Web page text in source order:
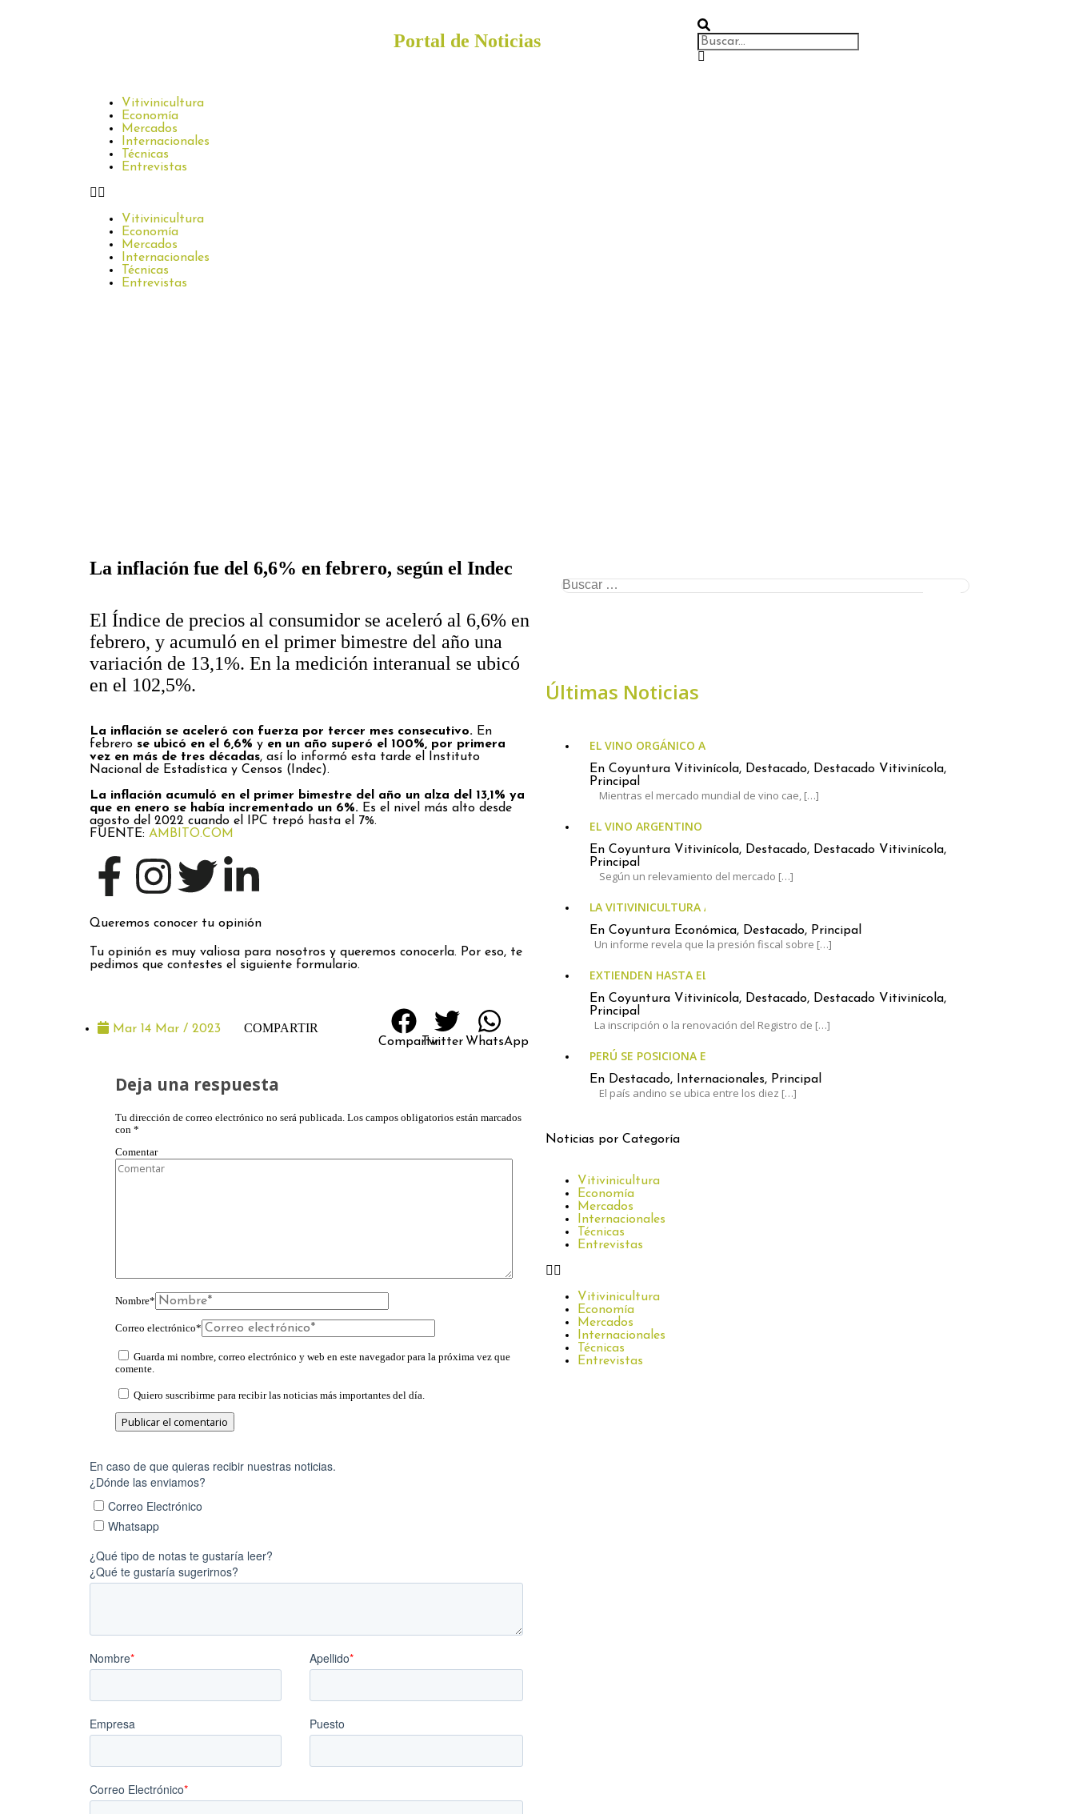
Portal de Noticias
Vitivinicultura
Economía
Mercados
Internacionales
Técnicas
Entrevistas
Vitivinicultura
Economía
Mercados
Internacionales
Técnicas
Entrevistas
La inflación fue del 6,6% en febrero, según el Indec
El Índice de precios al consumidor se aceleró al 6,6% en
febrero, y acumuló en el primer bimestre del año una
variación de 13,1%. En la medición interanual se ubicó
en el 102,5%.
La inflación se aceleró con fuerza por tercer mes consecutivo. En
febrero se ubicó en el 6,6% y en un año superó el 100%, por primera
vez en más de tres décadas, así lo informó esta tarde el Instituto
Nacional de Estadística y Censos (Indec).
La inflación acumuló en el primer bimestre del año un alza del 13,1% ya
que en enero se había incrementado un 6%. Es el nivel más alto desde
agosto del 2022 cuando el IPC trepó hasta el 7%.
FUENTE: AMBITO.COM
Queremos conocer tu opinión
Tu opinión es muy valiosa para nosotros y queremos conocerla. Por eso, te
pedimos que contestes el siguiente formulario.
Mar 14 Mar / 2023 COMPARTIR
CompartirTwitter WhatsApp
Deja una respuesta
Tu dirección de correo electrónico no será publicada. Los campos obligatorios están marcados
con *
Comentar
Nombre*
Correo electrónico*
Guarda mi nombre, correo electrónico y web en este navegador para la próxima vez que
comente.
Quiero suscribirme para recibir las noticias más importantes del día.
Últimas Noticias
EL VINO ORGÁNICO ARGENTINO CRECE A CONTRAMANO DEL CONSUMO GLOBAL
En Coyuntura Vitivinícola, Destacado, Destacado Vitivinícola,
Principal
Mientras el mercado mundial de vino cae, […]
EL VINO ARGENTINO AUMENTÓ MENOS QUE LA INFLACIÓN
En Coyuntura Vitivinícola, Destacado, Destacado Vitivinícola,
Principal
Según un relevamiento del mercado […]
LA VITIVINICULTURA ARGENTINA, AL LÍMITE: EL ESTADO SE LLEVA EL 62% DE SUS
En Coyuntura Económica, Destacado, Principal
Un informe revela que la presión fiscal sobre […]
EXTIENDEN HASTA EL 30 DE JUNIO EL PLAZO PARA ACTUALIZAR EL RUT-SIA
En Coyuntura Vitivinícola, Destacado, Destacado Vitivinícola,
Principal
La inscripción o la renovación del Registro de […]
PERÚ SE POSICIONA ENTRE LOS LÍDERES MUNDIALES EN UVA DE MESA CON UN
En Destacado, Internacionales, Principal
El país andino se ubica entre los diez […]
Noticias por Categoría
Vitivinicultura
Economía
Mercados
Internacionales
Técnicas
Entrevistas
Vitivinicultura
Economía
Mercados
Internacionales
Técnicas
Entrevistas